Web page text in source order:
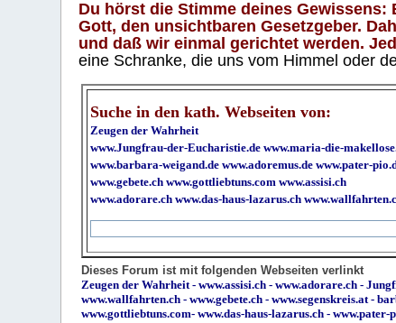
Du hörst die Stimme deines
Gott, den unsichtbaren Gesetzgeber.
und daß wir einmal gerichtet werden.
eine Schranke, die uns vom Himmel oder
Suche in den kath. Webseiten von:
Zeugen der Wahrheit
www.Jungfrau-der-Eucharistie.de www.maria-die-
www.barbara-weigand.de www.adoremus.de www.pater-
www.gebete.ch www.gottliebtuns.com www.assisi.ch
www.adorare.ch www.das-haus-lazarus.ch
Dieses Forum ist mit folgenden Webseiten verlinkt
Zeugen der Wahrheit -www.assisi.ch -www.adorare.ch -
www.wallfahrten.ch -www.gebete.ch -www.segenskreis.at -
www.gottliebtuns.com-www.das-haus-lazarus.ch - www.pater-